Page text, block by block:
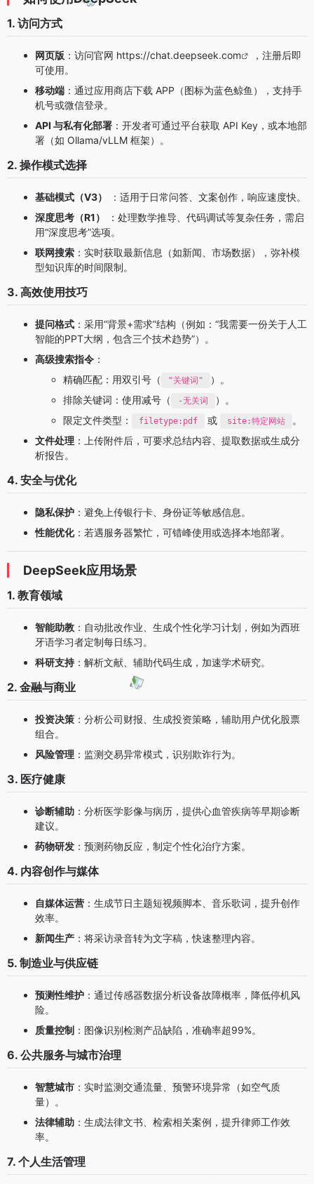
1. 访问方式
网页版 ：访问官网 https://chat.deepseek.com
，注册后即
可使用。
移动端 ：通过应用商店下载 APP（图标为蓝色鲸鱼），支持手
机号或微信登录。
API 与私有化部署 ：开发者可通过平台获取 API Key，或本地部
署（如 Ollama/vLLM 框架）。
2. 操作模式选择
基础模式（V3）
：适用于日常问答、文案创作，响应速度快。
深度思考（R1）
：处理数学推导、代码调试等复杂任务，需启
用“深度思考”选项。
联网搜索 ：实时获取最新信息（如新闻、市场数据），弥补模
型知识库的时间限制。
3. 高效使用技巧
提问格式 ：采用“背景+需求”结构（例如：“我需要一份关于人工
智能的PPT大纲，包含三个技术趋势”）。
高级搜索指令 ：
精确匹配：用双引号（
"关键词"
）。
排除关键词：使用减号（
-无关词
）。
限定文件类型：
filetype:pdf 或 site:特定网站
。
文件处理 ：上传附件后，可要求总结内容、提取数据或生成分
析报告。
4. 安全与优化
隐私保护 ：避免上传银行卡、身份证等敏感信息。
性能优化：若遇服务器繁忙，可错峰使用或选择本地部署。
DeepSeek应用场景
1. 教育领域
智能助教 ：自动批改作业、生成个性化学习计划，例如为西班
牙语学习者定制每日练习。
科研支持 ：解析文献、辅助代码生成，加速学术研究。
2. 金融与商业
投资决策 ：分析公司财报、生成投资策略，辅助用户优化股票
组合。
风险管理 ：监测交易异常模式，识别欺诈行为。
3. 医疗健康
诊断辅助 ：分析医学影像与病历，提供心血管疾病等早期诊断
建议。
药物研发 ：预测药物反应，制定个性化治疗方案。
4. 内容创作与媒体
自媒体运营 ：生成节日主题短视频脚本、音乐歌词，提升创作
效率。
新闻生产 ：将采访录音转为文字稿，快速整理内容。
5. 制造业与供应链
预测性维护 ：通过传感器数据分析设备故障概率，降低停机风
险。
质量控制 ：图像识别检测产品缺陷，准确率超99%。
6. 公共服务与城市治理
智慧城市 ：实时监测交通流量、预警环境异常（如空气质
量）。
法律辅助 ：生成法律文书、检索相关案例，提升律师工作效
率。
7. 个人生活管理